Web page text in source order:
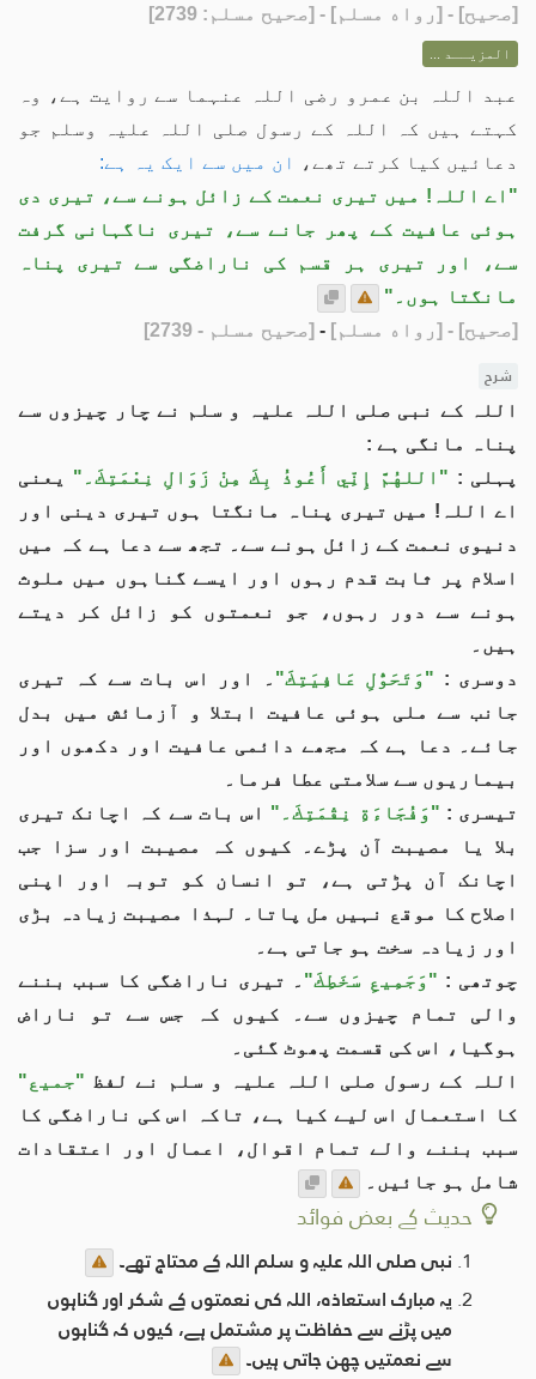
[صحيح] - [رواه مسلم] - [صحيح مسلم: 2739]
المزيــد ...
عبد اللہ بن عمرو رضی اللہ عنہما سے روایت ہے، وہ
کہتے ہیں کہ اللہ کے رسول صلی اللہ علیہ وسلم جو
دعائيں کیا کرتے تھے،
ان میں سے ایک یہ ہے:
"اے اللہ! میں تیری نعمت کے زائل ہونے سے، تیری دی
ہوئی عافیت کے پھر جانے سے، تیرى ناگہانی گرفت
سے، اور تیری ہر قسم کی ناراضگی سے تيری پناہ
مانگتا ہوں۔"
[صحيح] - [رواه مسلم] - [صحيح مسلم - 2739]
شرح
اللہ کے نبی صلی اللہ علیہ و سلم نے چار چيزوں سے
پناہ مانگی ہے :
پہلی : "اللهُمَّ إِنِّي أَعُوذُ بِكَ مِنْ زَوَالِ نِعْمَتِكَ۔" یعنی
اے اللہ! میں تیری پناہ مانگتا ہوں تیری دینی اور
دنیوی نعمت کے زائل ہونے سے۔ تجھ سے دعا ہے کہ میں
اسلام پر ثابت قدم رہوں اور ایسے گناہوں میں ملوث
ہونے سے دور رہوں، جو نعمتوں کو زائل کر دیتے
ہيں۔
دوسری : "وَتَحَوُّلِ عَافِيَتِكَ" ۔ اور اس بات سے کہ تیری
جانب سے ملی ہوئی عافیت ابتلا و آزمائش میں بدل
جائے۔ دعا ہے کہ مجھے دائمی عافیت اور دکھوں اور
بیماریوں سے سلامتی عطا فرما۔
تیسری : "وَفُجَاءَةِ نِقْمَتِكَ۔" اس بات سے کہ اچانک تیری
بلا یا مصیبت آن پڑے۔ کیوں کہ مصیبت اور سزا جب
اچانک آن پڑتی ہے، تو انسان کو توبہ اور اپنی
اصلاح کا موقع نہيں مل پاتا۔ لہذا مصیبت زیادہ بڑی
اور زیادہ سخت ہو جاتی ہے۔
چوتھی : "وَجَمِيعِ سَخَطِكَ" ۔ تیری ناراضگی کا سبب بننے
والی تمام چيزوں سے۔ کیوں کہ جس سے تو ناراض
ہوگیا، اس کی قسمت پھوٹ گئی۔
اللہ کے رسول صلی اللہ علیہ و سلم نے لفظ "جمیع"
کا استعمال اس لیے کیا ہے، تاکہ اس کی ناراضگی کا
سبب بننے والے تمام اقوال، اعمال اور اعتقادات
شامل ہو جائيں۔
حدیث کے بعض فوائد
نبی صلی اللہ علیہ و سلم اللہ کے محتاج تھے۔
یہ مبارک استعاذہ، اللہ کی نعمتوں کے شکر اور گناہوں
میں پڑنے سے حفاظت پر مشتمل ہے، کیوں کہ گناہوں
سے نعمتیں چھن جاتی ہیں۔